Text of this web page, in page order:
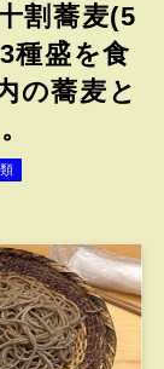
割蕎麦(5
種盛を食
の蕎麦と